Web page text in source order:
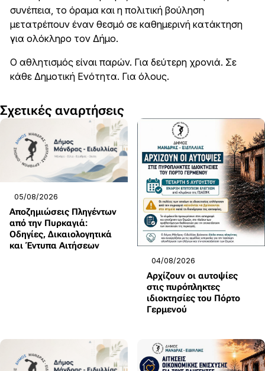
συνέπεια, το όραμα και η πολιτική βούληση
μετατρέπουν έναν θεσμό σε καθημερινή κατάκτηση
για ολόκληρο τον Δήμο.
Ο αθλητισμός είναι παρών. Για δεύτερη χρονιά. Σε
κάθε Δημοτική Ενότητα. Για όλους.
Σχετικές αναρτήσεις
05/08/2026
Αποζημιώσεις Πληγέντων
από την Πυρκαγιά:
Οδηγίες, Δικαιολογητικά
και Έντυπα Αιτήσεων
04/08/2026
Αρχίζουν οι αυτοψίες
στις πυρόπληκτες
ιδιοκτησίες του Πόρτο
Γερμενού